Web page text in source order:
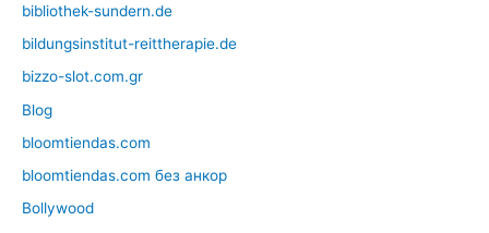
bibliothek-sundern.de
bildungsinstitut-reittherapie.de
bizzo-slot.com.gr
Blog
bloomtiendas.com
bloomtiendas.com без анкор
Bollywood